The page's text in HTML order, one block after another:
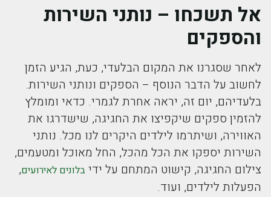
אל תשכחו – נותני השירות
והספקים
לאחר שסגרנו את המקום הבלעדי, כעת, הגיע הזמן
לחשוב על הדבר הנוסף – הספקים ונותני השירות.
בלעדיהם, יום זה, יראה אחרת לגמרי. כדאי ומומלץ
להזמין ספקים שיקפיצו את החגיגה, שישדרגו את
האווירה, ושיתרמו לילדים היקרים לנו מכל. נותני
השירות יספקו את הכל מהכל, החל מאוכל ומטעמים,
צילום החגיגה, קישוט המתחם על ידי בלונים לאירועים,
הפעלות לילדים, ועוד.